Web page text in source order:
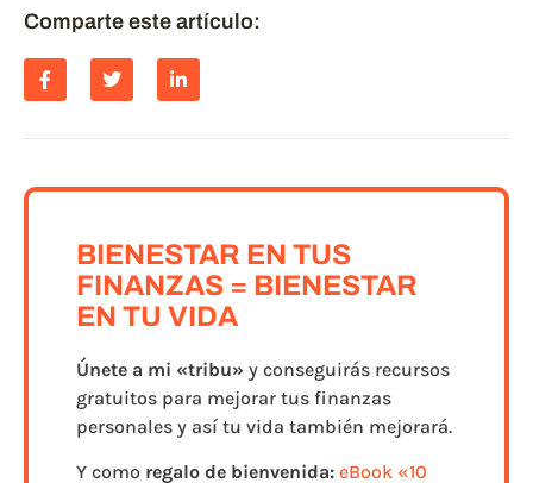
Comparte este artículo:
BIENESTAR EN TUS
FINANZAS = BIENESTAR
EN TU VIDA
Únete a mi «tribu» y conseguirás recursos
gratuitos para mejorar tus finanzas
personales y así tu vida también mejorará.
Y como regalo de bienvenida: eBook «10